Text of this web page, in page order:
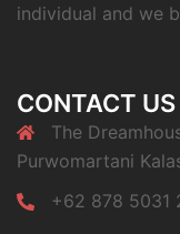
individual and we
CONTACT US
The
Purwomartani
+62 878 5031